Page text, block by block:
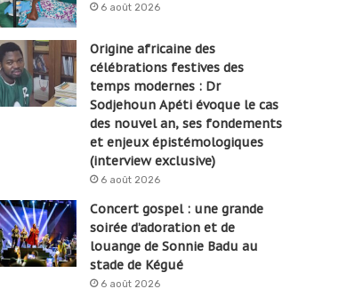
6 août 2026
Origine africaine des
célébrations festives des
temps modernes : Dr
Sodjehoun Apéti évoque le cas
des nouvel an, ses fondements
et enjeux épistémologiques
(interview exclusive)
6 août 2026
Concert gospel : une grande
soirée d’adoration et de
louange de Sonnie Badu au
stade de Kégué
6 août 2026